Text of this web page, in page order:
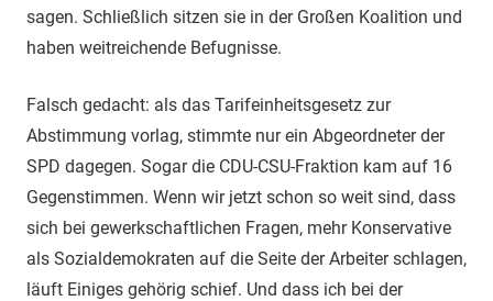
sagen. Schließlich sitzen sie in der Großen Koalition und
haben weitreichende Befugnisse.
Falsch gedacht: als das Tarifeinheitsgesetz zur
Abstimmung vorlag, stimmte nur ein Abgeordneter der
SPD dagegen. Sogar die CDU-CSU-Fraktion kam auf 16
Gegenstimmen. Wenn wir jetzt schon so weit sind, dass
sich bei gewerkschaftlichen Fragen, mehr Konservative
als Sozialdemokraten auf die Seite der Arbeiter schlagen,
läuft Einiges gehörig schief. Und dass ich bei der